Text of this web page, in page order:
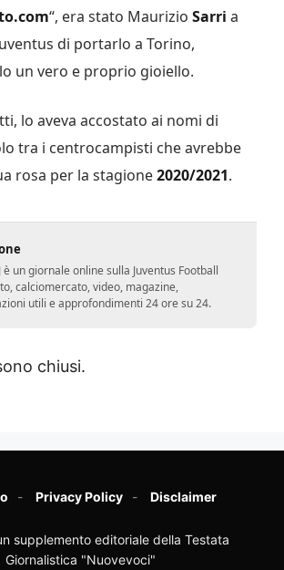
“, era stato Maurizio Sarri a
di portarlo a Torino,
un vero e proprio gioiello.
lo aveva accostato ai nomi di
tra i centrocampisti che avrebbe
rosa per la stagione2020/2021.
è un giornale online sulla Juventus Football
calciomercato, video, magazine,
utili e approfondimenti 24 ore su 24.
chiusi.
Privacy Policy Disclaimer
supplemento editoriale della Testata
Giornalistica "Nuovevoci"